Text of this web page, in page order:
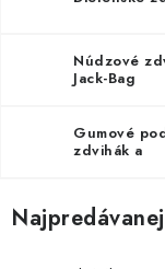
Doplnkové služby
Darček k objednávke
Nákup na splátky
Núdzové
Jack-Bag
Gumové
zdvihák a